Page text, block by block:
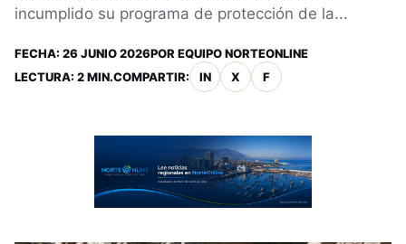
incumplido su programa de protección de la...
FECHA: 26 JUNIO 2026POR EQUIPO NORTEONLINE
LECTURA: 2 MIN.COMPARTIR: IN X F